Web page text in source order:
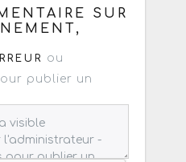
SUR
ou
publier un